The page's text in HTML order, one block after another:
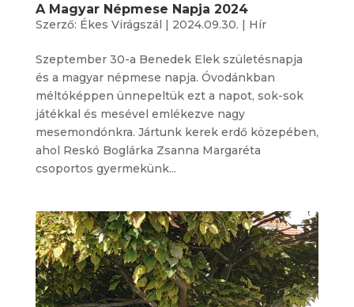
A Magyar Népmese Napja 2024
Szerző: Ékes Virágszál | 2024.09.30. | Hír
Szeptember 30-a Benedek Elek születésnapja
és a magyar népmese napja. Óvodánkban
méltóképpen ünnepeltük ezt a napot, sok-sok
játékkal és mesével emlékezve nagy
mesemondónkra. Jártunk kerek erdő közepében,
ahol Reskó Boglárka Zsanna Margaréta
csoportos gyermekünk...